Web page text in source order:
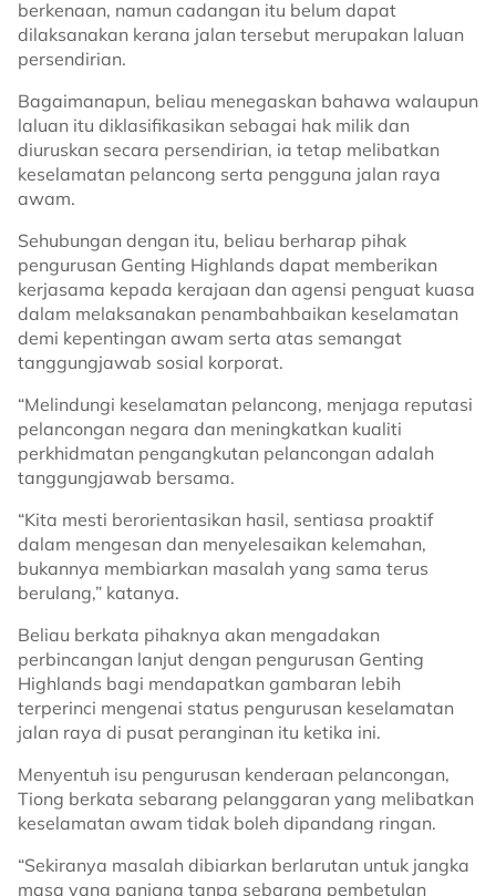
berkenaan, namun cadangan itu belum dapat
dilaksanakan kerana jalan tersebut merupakan laluan
persendirian.
Bagaimanapun, beliau menegaskan bahawa walaupun
laluan itu diklasifikasikan sebagai hak milik dan
diuruskan secara persendirian, ia tetap melibatkan
keselamatan pelancong serta pengguna jalan raya
awam.
Sehubungan dengan itu, beliau berharap pihak
pengurusan Genting Highlands dapat memberikan
kerjasama kepada kerajaan dan agensi penguat kuasa
dalam melaksanakan penambahbaikan keselamatan
demi kepentingan awam serta atas semangat
tanggungjawab sosial korporat.
“Melindungi keselamatan pelancong, menjaga reputasi
pelancongan negara dan meningkatkan kualiti
perkhidmatan pengangkutan pelancongan adalah
tanggungjawab bersama.
“Kita mesti berorientasikan hasil, sentiasa proaktif
dalam mengesan dan menyelesaikan kelemahan,
bukannya membiarkan masalah yang sama terus
berulang,” katanya.
Beliau berkata pihaknya akan mengadakan
perbincangan lanjut dengan pengurusan Genting
Highlands bagi mendapatkan gambaran lebih
terperinci mengenai status pengurusan keselamatan
jalan raya di pusat peranginan itu ketika ini.
Menyentuh isu pengurusan kenderaan pelancongan,
Tiong berkata sebarang pelanggaran yang melibatkan
keselamatan awam tidak boleh dipandang ringan.
“Sekiranya masalah dibiarkan berlarutan untuk jangka
masa yang panjang tanpa sebarang pembetulan